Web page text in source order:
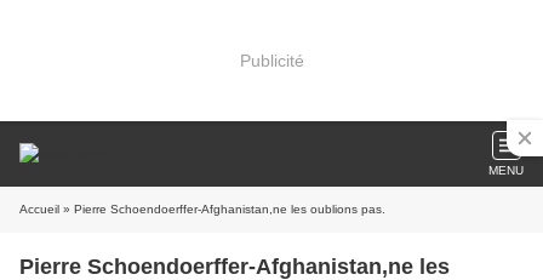
Publicité
MENU
Accueil » Pierre Schoendoerffer-Afghanistan,ne les oublions pas.
Pierre Schoendoerffer-Afghanistan,ne les